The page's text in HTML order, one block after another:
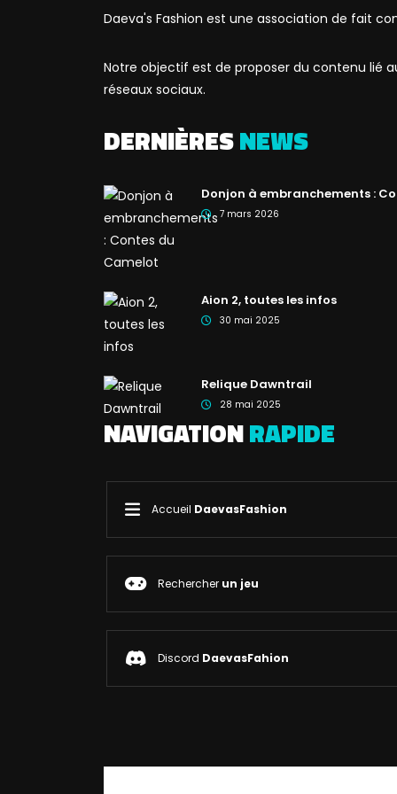
Daeva's Fashion est une association de fait
Notre objectif est de proposer du contenu lié
réseaux sociaux.
DERNIÈRESNEWS
Donjon à embranchements :
7 mars 2026
Aion 2, toutes les infos
30 mai 2025
Relique Dawntrail
28 mai 2025
NAVIGATIONRAPIDE
Accueil DaevasFashion
Rechercher un jeu
Discord DaevasFahion